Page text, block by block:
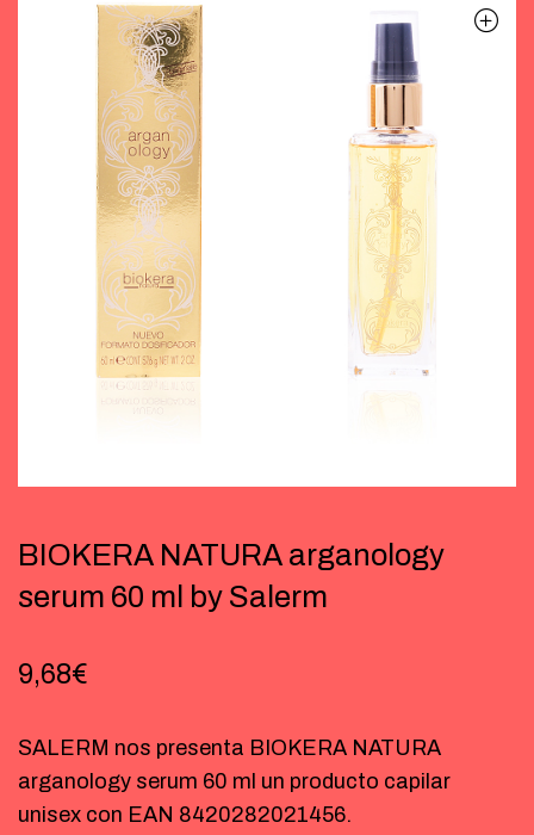
BIOKERA NATURA arganology
serum 60 ml by Salerm
9,68€
SALERM nos presenta BIOKERA NATURA
arganology serum 60 ml un producto capilar
unisex con EAN 8420282021456.